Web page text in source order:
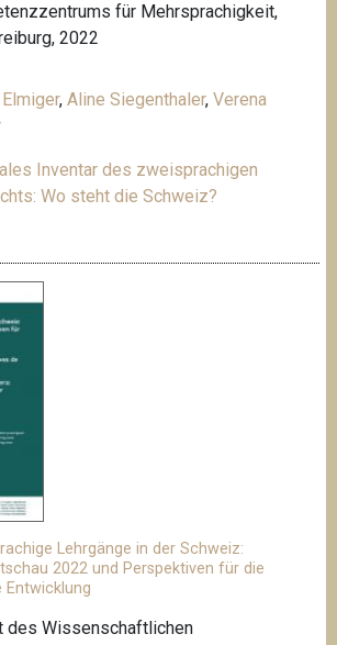
für Mehrsprachigkeit,
2022
,Aline Siegenthaler,Verena
Inventar des zweisprachigen
Wo steht die Schweiz?
Lehrgänge in der Schweiz:
2022 und Perspektiven für die
Entwicklung
des Wissenschaftlichen